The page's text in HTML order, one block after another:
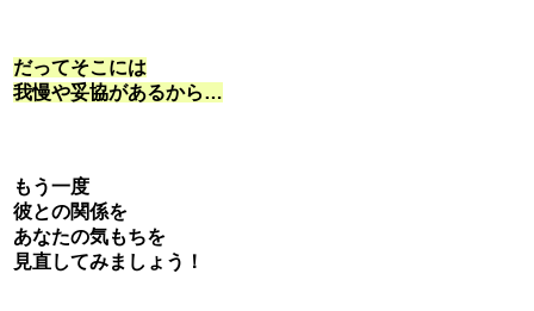
だってそこには
我慢や妥協があるから…
もう一度
彼との関係を
あなたの気もちを
見直してみましょう！